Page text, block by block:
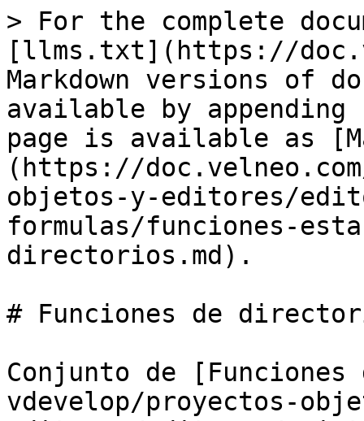
> For the complete
[llms.txt](https://
Markdown versions of
available by
page is available as
(https://
objetos-y-editores/
formulas/funciones-
directorios.md).
# Funciones de
Conjunto de
vdevelop/proyectos-